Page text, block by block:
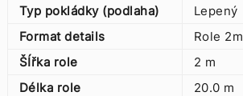
Typ pokládky (podlaha)
Lepený
Format details
Role 2m
ŠÍřka role
2 m
Délka role
20.0 m